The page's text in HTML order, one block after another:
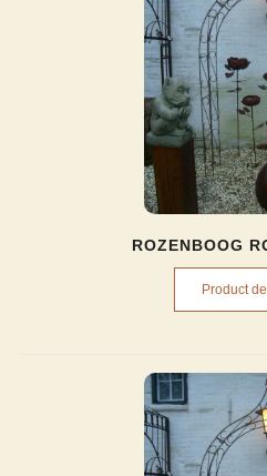
ROZENBOOG
Product